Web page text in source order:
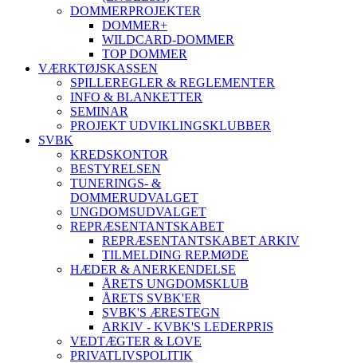
DOMMERPROJEKTER
DOMMER+
WILDCARD-DOMMER
TOP DOMMER
VÆRKTØJSKASSEN
SPILLEREGLER & REGLEMENTER
INFO & BLANKETTER
SEMINAR
PROJEKT UDVIKLINGSKLUBBER
SVBK
KREDSKONTOR
BESTYRELSEN
TUNERINGS- &
DOMMERUDVALGET
UNGDOMSUDVALGET
REPRÆSENTANTSKABET
REPRÆSENTANTSKABET ARKIV
TILMELDING REP.MØDE
HÆDER & ANERKENDELSE
ÅRETS UNGDOMSKLUB
ÅRETS SVBK'ER
SVBK'S ÆRESTEGN
ARKIV - KVBK'S LEDERPRIS
VEDTÆGTER & LOVE
PRIVATLIVSPOLITIK